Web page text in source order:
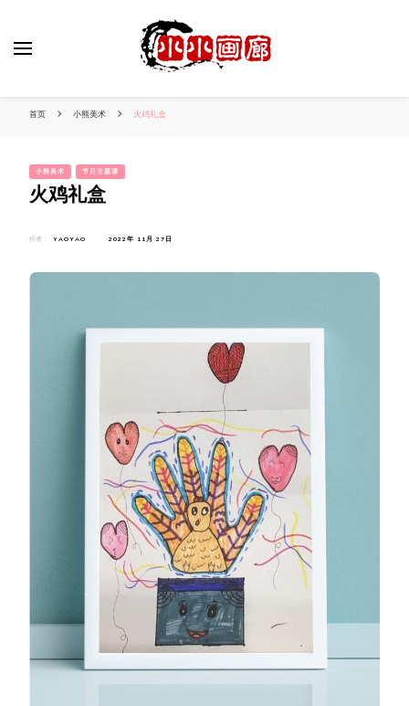
首页 小熊美术 火鸡礼盒
小熊美术 节日主题课
火鸡礼盒
作者： YAOYAO 2022年 11月 27日